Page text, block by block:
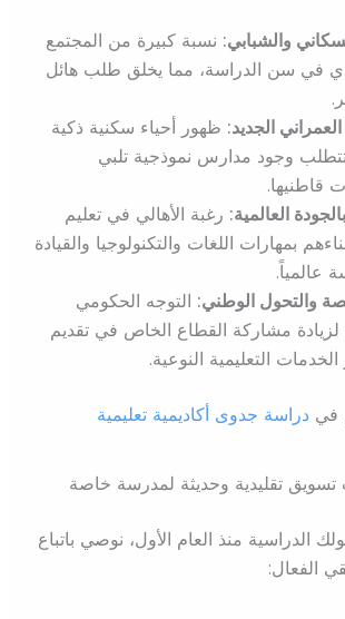
والشبابي:نسبة كبيرة من المجتمع
في سن الدراسة، مما يخلق طلب هائل
الجديد:ظهور أحياء سكنية ذكية
وجود مدارس نموذجية تلبي
قاطنيها.
العالمية:رغبة الأهالي في تعليم
بمهارات اللغات والتكنولوجيا والقيادة
عالمياً.
والتحول الوطني:التوجه الحكومي
لزيادة مشاركة القطاع الخاص في تقديم
التعليمية النوعية.
في دراسة جدوى أكاديمية تعليمية
تسويق تقليدية وحديثة لمدرسة خاصة
الدراسية منذ العام الأول، نوصي باتباع
الفعال: